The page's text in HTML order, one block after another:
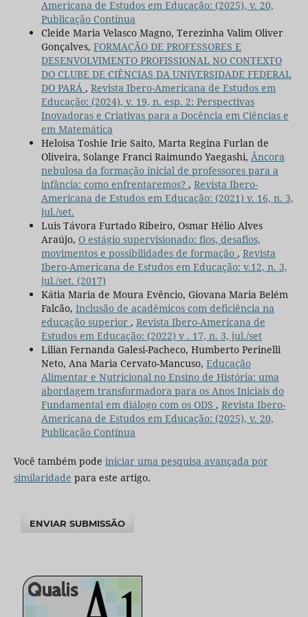
Americana de Estudos em Educação: (2025), v. 20,
Publicação Contínua
Cleide Maria Velasco Magno, Terezinha Valim Oliver
Gonçalves, FORMAÇÃO DE PROFESSORES E
DESENVOLVIMENTO PROFISSIONAL NO CONTEXTO
DO CLUBE DE CIÊNCIAS DA UNIVERSIDADE FEDERAL
DO PARÁ , Revista Ibero-Americana de Estudos em
Educação: (2024), v. 19, n. esp. 2: Perspectivas
Inovadoras e Criativas para a Docência em Ciências e
em Matemática
Heloisa Toshie Irie Saito, Marta Regina Furlan de
Oliveira, Solange Franci Raimundo Yaegashi, Âncora
nebulosa da formação inicial de professores para a
infância: como enfrentaremos? , Revista Ibero-
Americana de Estudos em Educação: (2021) v. 16, n. 3,
jul./set.
Luis Távora Furtado Ribeiro, Osmar Hélio Alves
Araújo, O estágio supervisionado: fios, desafios,
movimentos e possibilidades de formação , Revista
Ibero-Americana de Estudos em Educação: v.12, n. 3,
jul./set. (2017)
Kátia Maria de Moura Evêncio, Giovana Maria Belém
Falcão, Inclusão de acadêmicos com deficiência na
educação superior , Revista Ibero-Americana de
Estudos em Educação: (2022) v . 17, n. 3, jul./set
Lilian Fernanda Galesi-Pacheco, Humberto Perinelli
Neto, Ana Maria Cervato-Mancuso, Educação
Alimentar e Nutricional no Ensino de História: uma
abordagem transformadora para os Anos Iniciais do
Fundamental em diálogo com os ODS , Revista Ibero-
Americana de Estudos em Educação: (2025), v. 20,
Publicação Contínua
Você também pode iniciar uma pesquisa avançada por
similaridade para este artigo.
ENVIAR SUBMISSÃO